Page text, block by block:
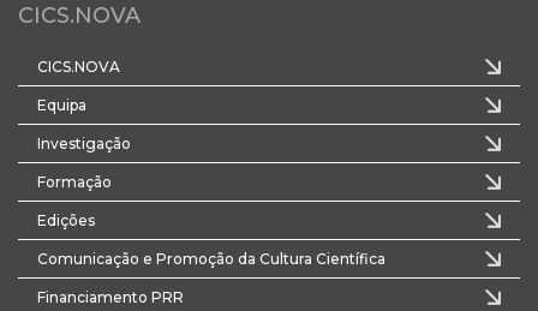
CICS.NOVA
CICS.NOVA
Equipa
Investigação
Formação
Edições
Comunicação e Promoção da Cultura Científica
Financiamento PRR